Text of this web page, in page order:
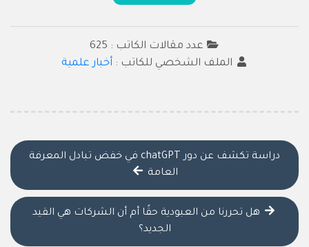
عدد مقالات الكاتب : 625
الملف الشخصي للكاتب : أخبار علمية
دراسة تكشف عن دور chatGPT في خفض تبادل المعرفة
العامة
هل تحررنا من العبودية حقًا أم أن الشركات هي القيد
الجديد؟